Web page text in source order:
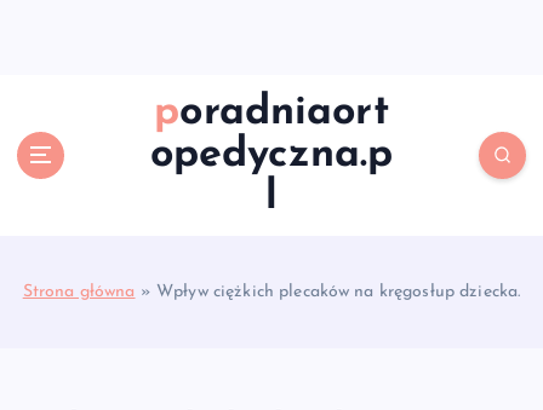
poradniaort
opedyczna.p
l
Strona główna » Wpływ ciężkich plecaków na kręgosłup dziecka.